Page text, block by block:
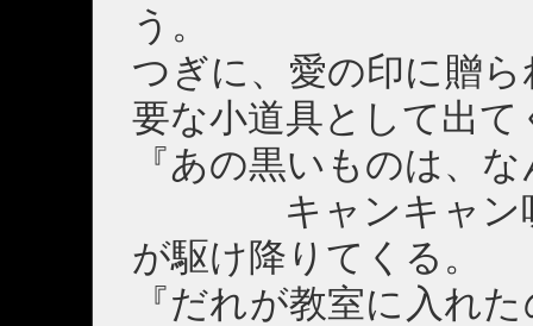
う。
つぎに、愛の印に贈
要な小道具として出
『あの黒いものは、
キャンキャン吠
が駆け降りてくる。
『だれが教室に入れ